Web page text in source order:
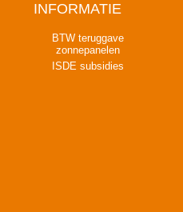
INFORMATIE
BTW teruggave
zonnepanelen
ISDE subsidies